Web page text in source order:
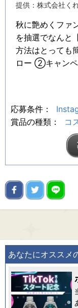
提供：株式会社く
秋に艶めくファ
を抽選でなんと
方法はとって
ロー ②キャンペ
応募条件：
賞品の種類：
コ
あなたにオススメ